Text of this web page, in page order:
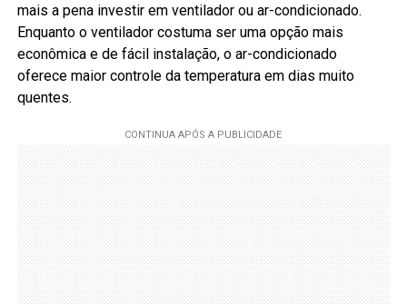
mais a pena investir em ventilador ou ar-condicionado.
Enquanto o ventilador costuma ser uma opção mais
econômica e de fácil instalação, o ar-condicionado
oferece maior controle da temperatura em dias muito
quentes.